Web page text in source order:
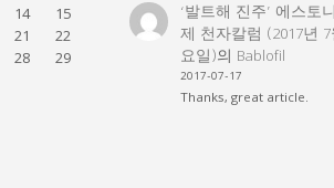
14
15
21
22
28
29
‘발트해 진주’ 에스토
제 천자칼럼 (2017년
요일)의 Bablofil
2017-07-17
Thanks, great article.